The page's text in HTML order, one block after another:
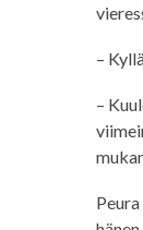
–
–